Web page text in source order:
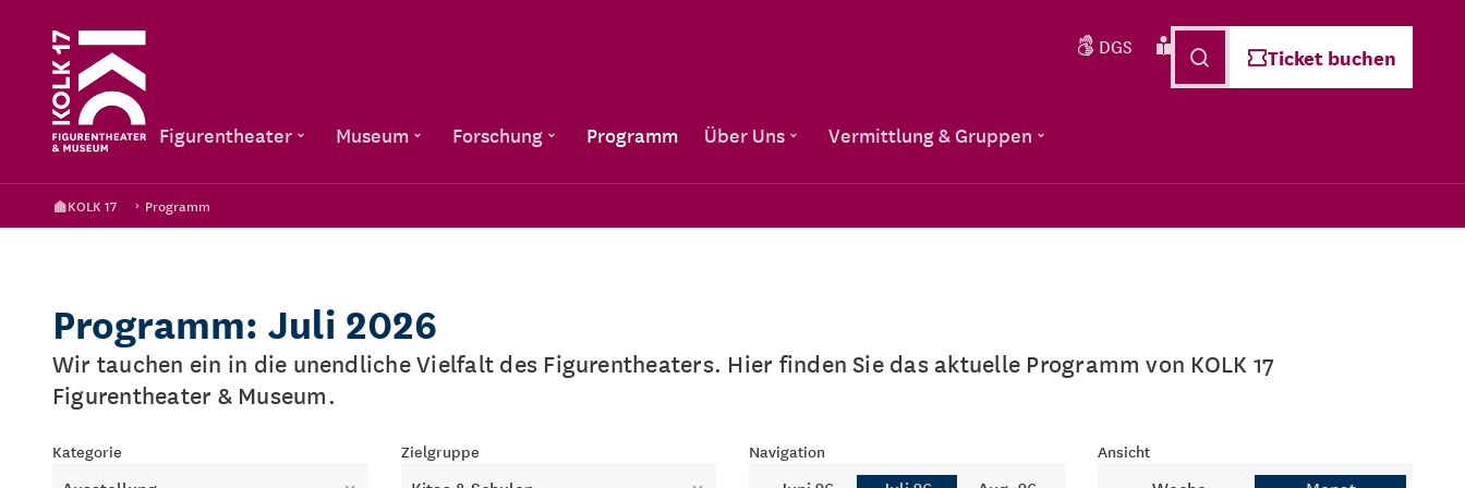
Figurentheater Museum Forschung Programm Über Uns Vermittlung & Gruppen
DGS Leichte Sprache Deutsch
Ticket buchen
KOLK 17 Programm
Programm: Juli 2026
Wir tauchen ein in die unendliche Vielfalt des Figurentheaters. Hier finden Sie das aktuelle Programm von KOLK 17
Figurentheater & Museum.
Kategorie Zielgruppe Navigation Ansicht